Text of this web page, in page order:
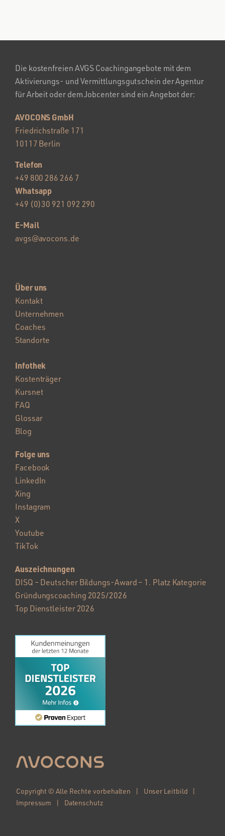
Die kostenfreien AVGS Coachingangebote mit dem
Aktivierungs- und Vermittlungsgutschein der Agentur
für Arbeit oder dem Jobcenter sind ein Angebot der:
AVOCONS GmbH
Friedrichstraße 171
10117 Berlin
Telefon
+49 800 286 266 7
Whatsapp
+49 (0)30 921 092 290
E-Mail
avgs@avocons.de
Über uns
Kontakt
Unternehmen
Coaches
Standorte
Infothek
Kostenträger
Kursnet
FAQ
Glossar
Blog
Folge uns
Facebook
LinkedIn
Xing
Instagram
X
Youtube
TikTok
Auszeichnungen
DISQ – Deutscher Bildungs-Award – 1. Platz Kategorie
Gründungscoaching 2025/2026
Top Dienstleister 2026
Copyright © Alle Rechte vorbehalten | Unser Leitbild |
Impressum | Datenschutz